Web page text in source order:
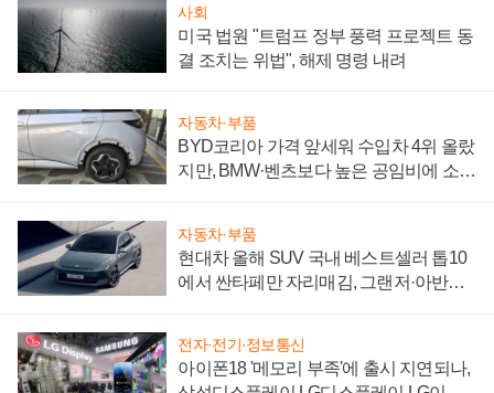
사회
미국 법원 "트럼프 정부 풍력 프로젝트 동
결 조치는 위법", 해제 명령 내려
자동차·부품
BYD코리아 가격 앞세워 수입차 4위 올랐
지만, BMW·벤츠보다 높은 공임비에 소비
자동차·부품
현대차 올해 SUV 국내 베스트셀러 톱10
에서 싼타페만 자리매김, 그랜저·아반떼
전자·전기·정보통신
아이폰18 '메모리 부족'에 출시 지연되나,